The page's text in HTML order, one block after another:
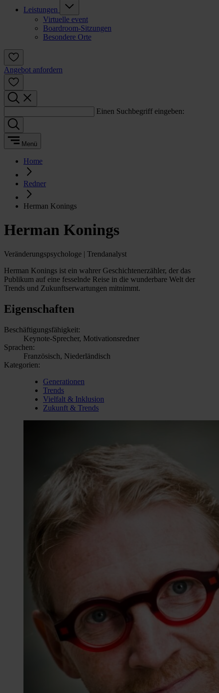
Leistungen
Virtuelle event
Boardroom-Sitzungen
Besondere Orte
Angebot anfordern
Einen Suchbegriff eingeben:
Menü
Home
Redner
Herman Konings
Herman Konings
Veränderungspsychologe | Trendanalyst
Herman Konings ist ein wahrer Geschichtenerzähler, der das
Publikum auf eine fesselnde Reise in die wunderbare Welt der
Trends und Zukunftserwartungen mitnimmt.
Eigenschaften
Beschäftigungsfähigkeit:
Keynote-Sprecher, Motivationsredner
Sprachen:
Französisch, Niederländisch
Kategorien:
Generationen
Trends
Vielfalt & Inklusion
Zukunft & Trends